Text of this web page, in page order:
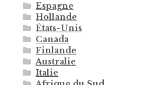
Espagne
Hollande
États-Unis
Canada
Finlande
Australie
Italie